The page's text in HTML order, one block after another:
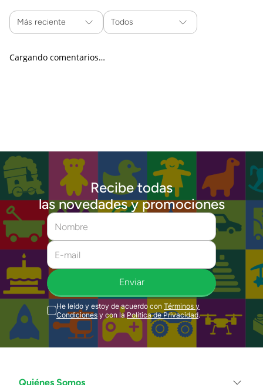
Más reciente Todos
Cargando comentarios…
Recibe todas
las novedades y promociones
Enviar
He leído y estoy de acuerdo con Términos y
Condiciones y con la Política de Privacidad.
Quiénes Somos